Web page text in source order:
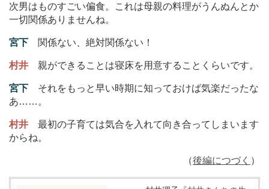
次男はものすごい偏食。これは母親の料理がうんぬんとか
一切関係ありませんね。
宮下 関係ない、絶対関係ない！
村井 親ができることは寝床を用意することくらいです。
宮下
それをもっと早い時期に知っておけば気楽だったな
あ… …。
村井
最初の子育ては気合を入れて向き合ってしまいます
からね。
（後編につづく ）